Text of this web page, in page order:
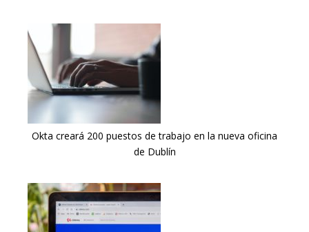
Okta creará 200 puestos de trabajo en la nueva oficina
de Dublín